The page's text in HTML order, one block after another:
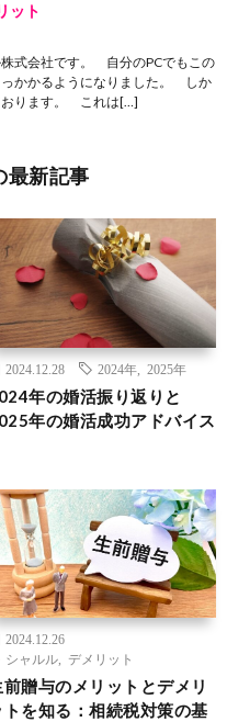
ット
式会社です。 自分のPCでもこの
かかるようになりました。 しか
おります。 これは[…]
最新記事
2024.12.28 2024年 2025年
年の婚活振り返りと
年の婚活成功アドバイス
2024.12.26
シャルル
デメリット
前贈与のメリットとデメリ
トを知る：相続税対策の基